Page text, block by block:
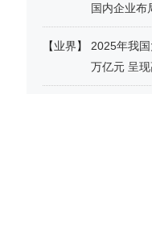
国内企业布
【业界】
2025年我
万亿元 呈